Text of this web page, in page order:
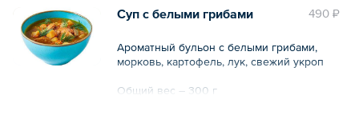
490 ₽
Суп с белыми грибами
Ароматный бульон с белыми грибами,
морковь, картофель, лук, свежий укроп
Общий вес – 300 г